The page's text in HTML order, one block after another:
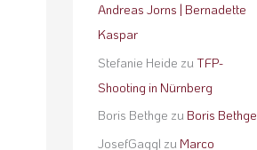
Andreas Jorns | Bernadette
Kaspar
Stefanie Heide zu TFP-
Shooting in Nürnberg
Boris Bethge zu Boris Bethge
JosefGaggl zu Marco